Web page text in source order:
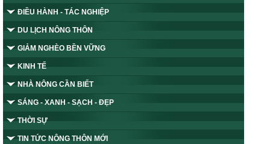
ĐIỀU HÀNH - TÁC NGHIỆP
DU LỊCH NÔNG THÔN
GIẢM NGHÈO BỀN VỮNG
KINH TẾ
NHÀ NÔNG CẦN BIẾT
SÁNG - XANH - SẠCH - ĐẸP
THỜI SỰ
TIN TỨC NÔNG THÔN MỚI